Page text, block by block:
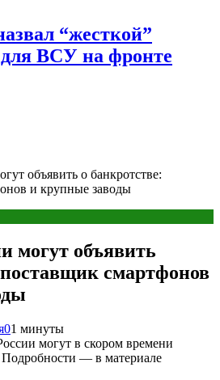
“жесткой”
для ВСУ на фронте
объявить о банкротстве:
и крупные заводы
могут объявить
смартфонов
01 минуты
могут в скором времени
Подробности — в материале